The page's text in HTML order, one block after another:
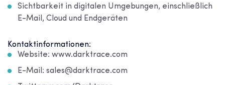
Sichtbarkeit in digitalen Umgebungen, einschließlich
E-Mail, Cloud und Endgeräten
Kontaktinformationen:
Website: www.darktrace.com
E-Mail: sales@darktrace.com